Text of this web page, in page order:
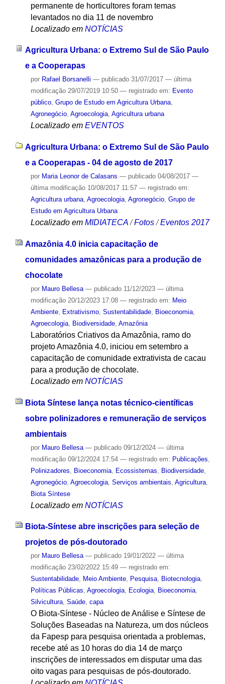
permanente de horticultores foram temas
levantados no dia 11 de novembro
Localizado em NOTÍCIAS
Agricultura Urbana: o Extremo Sul de São Paulo
e a Cooperapas
por Rafael Borsanelli — publicado31/07/2017 — última
modificação29/07/2019 10:50 — registrado em: Evento
público, Grupo de Estudo em Agricultura Urbana,
Agronegócio, Agroecologia, Agricultura urbana
Localizado em EVENTOS
Agricultura Urbana: o Extremo Sul de São Paulo
e a Cooperapas - 04 de agosto de 2017
por Maria Leonor de Calasans — publicado04/08/2017 —
última modificação10/08/2017 11:57 — registrado em:
Agricultura urbana, Agroecologia, Agronegócio, Grupo de
Estudo em Agricultura Urbana
Localizado em MIDIATECA /Fotos /Eventos 2017
Amazônia 4.0 inicia capacitação de
comunidades amazônicas para a produção de
chocolate
por Mauro Bellesa — publicado11/12/2023 — última
modificação20/12/2023 17:08 — registrado em: Meio
Ambiente, Extrativismo, Sustentabilidade, Bioeconomia,
Agroecologia, Biodiversidade, Amazônia
Laboratórios Criativos da Amazônia, ramo do
projeto Amazônia 4.0, iniciou em setembro a
capacitação de comunidade extrativista de cacau
para a produção de chocolate.
Localizado em NOTÍCIAS
Biota Síntese lança notas técnico-científicas
sobre polinizadores e remuneração de serviços
ambientais
por Mauro Bellesa — publicado09/12/2024 — última
modificação09/12/2024 17:54 — registrado em: Publicações
Polinizadores
Bioeconomia, Ecossistemas Biodiversidade,
Agronegócio, Agroecologia, Serviços ambientais Agricultura,
Biota Síntese
Localizado em NOTÍCIAS
Biota-Síntese abre inscrições para seleção de
projetos de pós-doutorado
por Mauro Bellesa — publicado19/01/2022 — última
modificação23/02/2022 15:49 — registrado em:
Sustentabilidade, Meio Ambiente, Pesquisa, Biotecnologia,
Políticas Públicas, Agroecologia, Ecologia, Bioeconomia,
Silvicultura, Saúde, capa
O Biota-Síntese - Núcleo de Análise e Síntese de
Soluções Baseadas na Natureza, um dos núcleos
da Fapesp para pesquisa orientada a problemas,
recebe até as 10 horas do dia 14 de março
inscrições de interessados em disputar uma das
oito vagas para pesquisas de pós-doutorado.